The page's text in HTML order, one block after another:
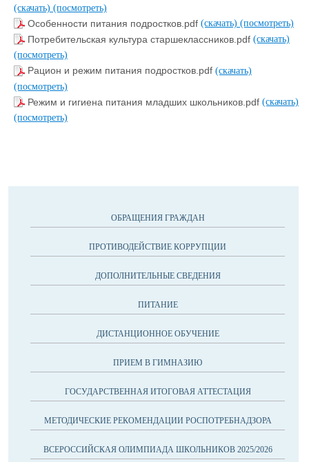
(скачать) (посмотреть)
Особенности питания подростков.pdf (скачать) (посмотреть)
Потребительская культура старшеклассников.pdf (скачать)
(посмотреть)
Рацион и режим питания подростков.pdf (скачать)
(посмотреть)
Режим и гигиена питания младших школьников.pdf (скачать)
(посмотреть)
ОБРАЩЕНИЯ ГРАЖДАН
ПРОТИВОДЕЙСТВИЕ КОРРУПЦИИ
ДОПОЛНИТЕЛЬНЫЕ СВЕДЕНИЯ
ПИТАНИЕ
ДИСТАНЦИОННОЕ ОБУЧЕНИЕ
ПРИЕМ В ГИМНАЗИЮ
ГОСУДАРСТВЕННАЯ ИТОГОВАЯ АТТЕСТАЦИЯ
МЕТОДИЧЕСКИЕ РЕКОМЕНДАЦИИ РОСПОТРЕБНАДЗОРА
ВСЕРОССИЙСКАЯ ОЛИМПИАДА ШКОЛЬНИКОВ 2025/2026